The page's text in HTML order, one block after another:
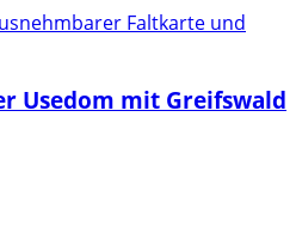
Faltkarte und
Usedom mit Greifswald